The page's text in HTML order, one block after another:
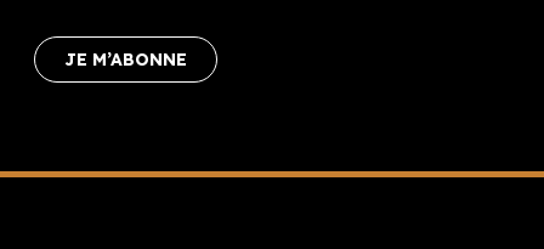
JE M’ABONNE